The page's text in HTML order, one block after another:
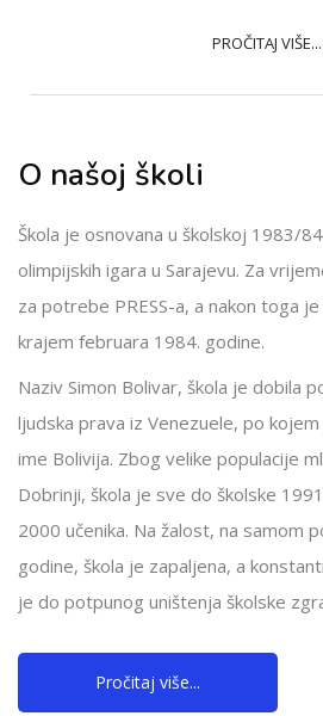
PROČITAJ VIŠE...
O našoj školi
Škola je osnovana u školskoj 1983/
olimpijskih igara u Sarajevu. Za
za potrebe PRESS-a, a nakon toga
krajem februara 1984. godine.
Naziv Simon Bolivar, škola je dobila
ljudska prava iz Venezuele, po
ime Bolivija. Zbog velike populacije
Dobrinji, škola je sve do školske
2000 učenika. Na žalost, na samom
godine, škola je zapaljena, a
je do potpunog uništenja školske
Pročitaj više...